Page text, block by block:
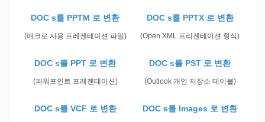
DOC s를 PPTM 로 변환
(매크로 사용 프레젠테이션 파일)
DOC s를 PPTX 로 변환
(Open XML 프리젠테이션 형식)
DOC s를 PPT 로 변환
(파워포인트 프레젠테이션)
DOC s를 PST 로 변환
(Outlook 개인 저장소 테이블)
DOC s를 VCF 로 변환 DOC s를 Images 로 변환